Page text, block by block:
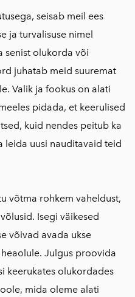
seisab meil ees
ja turvalisuse nimel
senist olukorda või
juhatab meid suuremat
Valik ja fookus on alati
pidada, et keerulised
kuid nendes peitub ka
leida uusi nauditavaid teid
võtma rohkem vaheldust,
Isegi väikesed
võivad avada ukse
Julgus proovida
keerukates olukordades
mida oleme alati